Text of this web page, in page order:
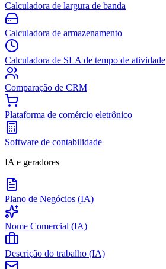
Calculadora de largura de banda
Calculadora de armazenamento
Calculadora de SLA de tempo de atividade
Comparação de CRM
Plataforma de comércio eletrônico
Software de contabilidade
IA e geradores
Plano de Negócios (IA)
Nome Comercial (IA)
Descrição do trabalho (IA)